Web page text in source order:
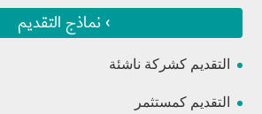
› نماذج التقديم
التقديم كشركة ناشئة
التقديم كمستثمر